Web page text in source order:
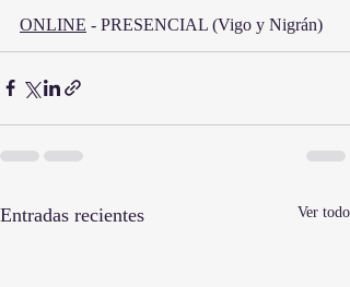
ONLINE - PRESENCIAL (Vigo y Nigrán)
Entradas recientes Ver todo